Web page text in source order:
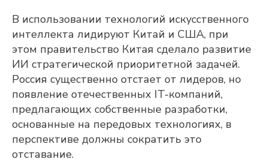
В использовании технологий искусственного
интеллекта лидируют Китай и США, при
этом правительство Китая сделало развитие
ИИ стратегической приоритетной задачей.
Россия существенно отстает от лидеров, но
появление отечественных IT-компаний,
предлагающих собственные разработки,
основанные на передовых технологиях, в
перспективе должны сократить это
отставание.
Мы готовы оперативно ответить на
вопросы, отправить презентационные
материалы, организовать онлайн-встречу
с нашими экспертами и сделать
предварительный расчёт стоимости
проекта для вашего предприятия.